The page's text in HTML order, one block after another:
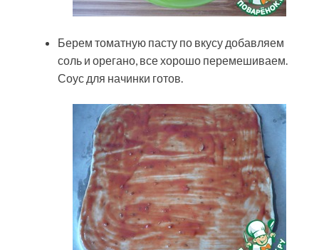
Берем томатную пасту по вкусу добавляем
соль и орегано, все хорошо перемешиваем.
Соус для начинки готов.